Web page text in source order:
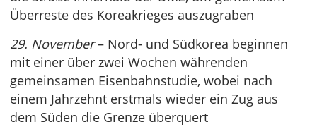
Überreste des Koreakrieges auszugraben
29. November– Nord- und Südkorea beginnen
mit einer über zwei Wochen währenden
gemeinsamen Eisenbahnstudie, wobei nach
einem Jahrzehnt erstmals wieder ein Zug aus
dem Süden die Grenze überquert